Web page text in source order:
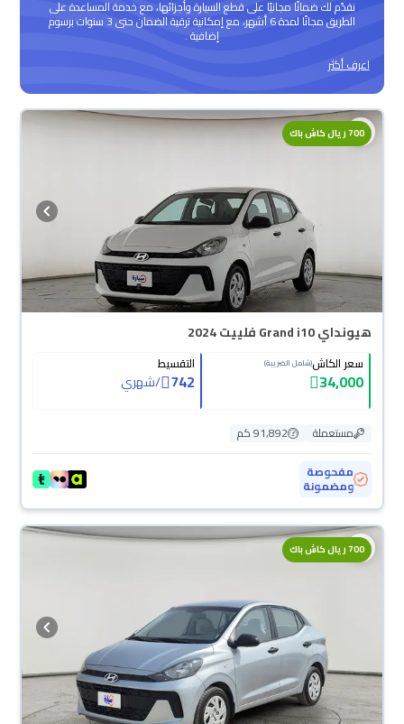
نقدّم لك ضمانًا مجانيًا على قطع السيارة وأجزائها، مع خدمة المساعدة على
الطريق مجانًا لمدة 6 أشهر، مع إمكانية ترقية الضمان حتى 3 سنوات برسوم
إضافية .
اعرف أكثر
700 ريال كاش باك
هيونداي Grand i10 فلييت 2024
سعر الكاش(شامل الضريبة)
34,000
التقسيط
742
/شهري
مستعملة
91,892 كم
مفحوصة
ومضمونة
700 ريال كاش باك